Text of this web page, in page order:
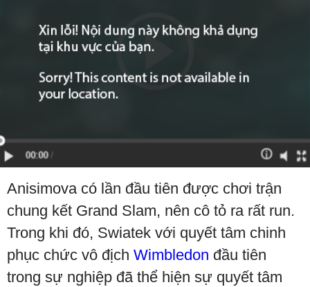
Anisimova có lần đầu tiên được chơi trận
chung kết Grand Slam, nên cô tỏ ra rất run.
Trong khi đó, Swiatek với quyết tâm chinh
phục chức vô địch Wimbledon đầu tiên
trong sự nghiệp đã thể hiện sự quyết tâm